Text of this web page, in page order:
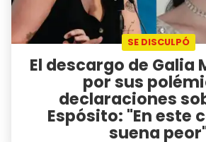
SE DISCULPÓ
El descargo de Galia
por sus
declaraciones
Espósito: "En este
suena